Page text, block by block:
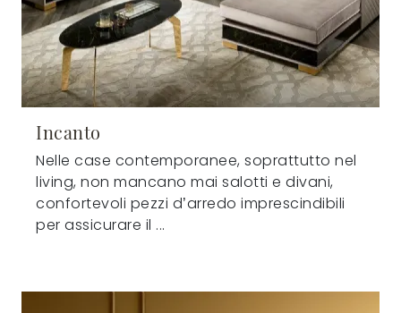
Incanto
Nelle case contemporanee, soprattutto nel
living, non mancano mai salotti e divani,
confortevoli pezzi d’arredo imprescindibili
per assicurare il ...